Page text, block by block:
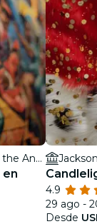
Jacksonville Public Library held in the Ann & David Hicks Auditorium
en
4.9
29 ago -
Desde